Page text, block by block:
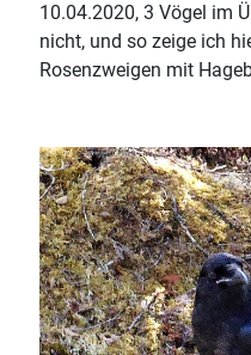
10.04.2020, 3 Vögel im
nicht, und so zeige ich
Rosenzweigen mit